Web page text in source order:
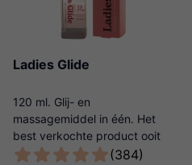
Ladies Glide
120 ml. Glij- en
massagemiddel in één. Het
best verkochte product ooit
van Ladies Night! (384)